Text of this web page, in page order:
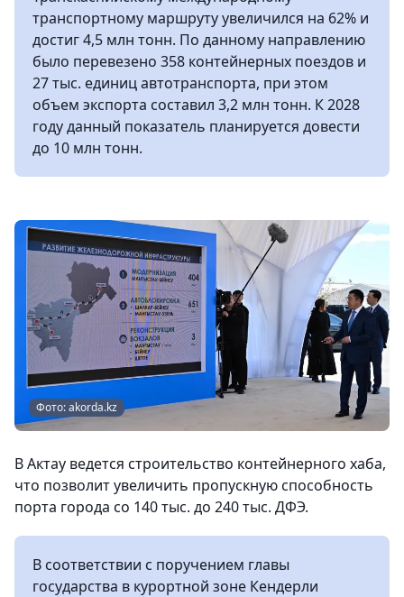
транспортному маршруту увеличился на 62% и
достиг 4,5 млн тонн. По данному направлению
было перевезено 358 контейнерных поездов и
27 тыс. единиц автотранспорта, при этом
объем экспорта составил 3,2 млн тонн. К 2028
году данный показатель планируется довести
до 10 млн тонн.
Фото: akorda.kz
В Актау ведется строительство контейнерного хаба,
что позволит увеличить пропускную способность
порта города со 140 тыс. до 240 тыс. ДФЭ.
В соответствии с поручением главы
государства в курортной зоне Кендерли